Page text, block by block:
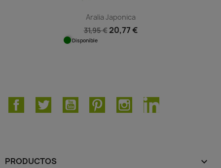
Aralia Japonica
31,95 € 20,77 €
Disponible
FacebookTwitter YouTube PinterestInstagramLinkedIn
PRODUCTOS 